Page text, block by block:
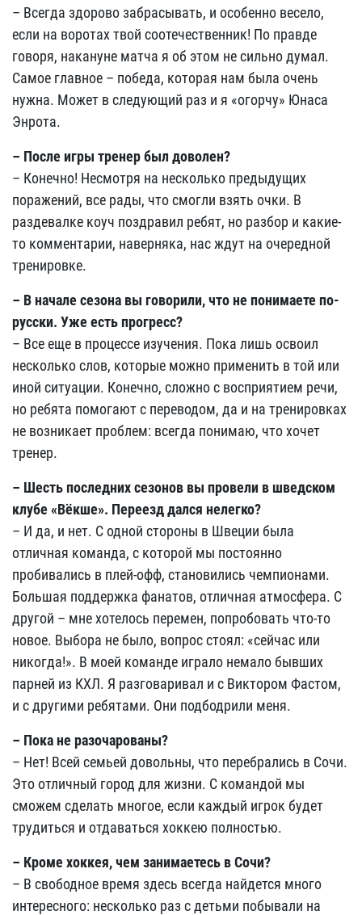
– Всегда здорово забрасывать, и особенно весело,
если на воротах твой соотечественник! По правде
говоря, накануне матча я об этом не сильно думал.
Самое главное – победа, которая нам была очень
нужна. Может в следующий раз и я «огорчу» Юнаса
Энрота.
– После игры тренер был доволен?
– Конечно! Несмотря на несколько предыдущих
поражений, все рады, что смогли взять очки. В
раздевалке коуч поздравил ребят, но разбор и какие-
то комментарии, наверняка, нас ждут на очередной
тренировке.
– В начале сезона вы говорили, что не понимаете по-
русски. Уже есть прогресс?
– Все еще в процессе изучения. Пока лишь освоил
несколько слов, которые можно применить в той или
иной ситуации. Конечно, сложно с восприятием речи,
но ребята помогают с переводом, да и на тренировках
не возникает проблем: всегда понимаю, что хочет
тренер.
– Шесть последних сезонов вы провели в шведском
клубе «Вёкше». Переезд дался нелегко?
– И да, и нет. С одной стороны в Швеции была
отличная команда, с которой мы постоянно
пробивались в плей-офф, становились чемпионами.
Большая поддержка фанатов, отличная атмосфера. С
другой – мне хотелось перемен, попробовать что-то
новое. Выбора не было, вопрос стоял: «сейчас или
никогда!». В моей команде играло немало бывших
парней из КХЛ. Я разговаривал и с Виктором Фастом,
и с другими ребятами. Они подбодрили меня.
– Пока не разочарованы?
– Нет! Всей семьей довольны, что перебрались в Сочи.
Это отличный город для жизни. С командой мы
сможем сделать многое, если каждый игрок будет
трудиться и отдаваться хоккею полностью.
– Кроме хоккея, чем занимаетесь в Сочи?
– В свободное время здесь всегда найдется много
интересного: несколько раз с детьми побывали на